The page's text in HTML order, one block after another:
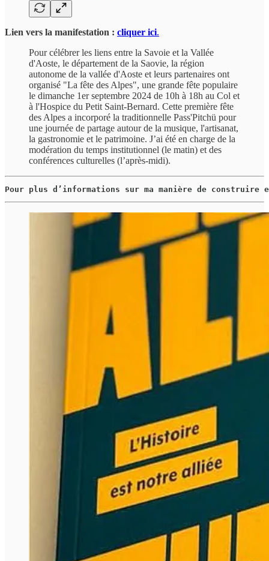
Lien vers la manifestation : cliquer ici.
Pour célébrer les liens entre la Savoie et la Vallée
d'Aoste, le département de la Saovie, la région
autonome de la vallée d'Aoste et leurs partenaires ont
organisé "La fête des Alpes", une grande fête populaire
le dimanche 1er septembre 2024 de 10h à 18h au Col et
à l'Hospice du Petit Saint-Bernard. Cette première fête
des Alpes a incorporé la traditionnelle Pass'Pitchü pour
une journée de partage autour de la musique, l'artisanat,
la gastronomie et le patrimoine. J’ai été en charge de la
modération du temps institutionnel (le matin) et des
conférences culturelles (l’après-midi).
Pour plus d’informations sur ma manière de